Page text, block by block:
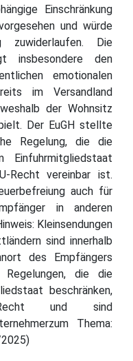
Einschränkung
und würde
Die
insbesondere den
emotionalen
im Versandland
der Wohnsitz
Der EuGH stellte
Regelung, die die
Recht vereinbar ist.
auch für
in anderen
Kleinsendungen
sind innerhalb
des Empfängers
Regelungen, die die
beschränken,
und sind
Thema: